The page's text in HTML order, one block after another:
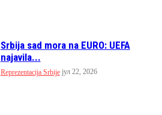
Srbija sad mora na EURO: UEFA
najavila...
Reprezentacija Srbije јул 22, 2026